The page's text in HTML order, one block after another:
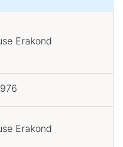
Erakond
Erakond